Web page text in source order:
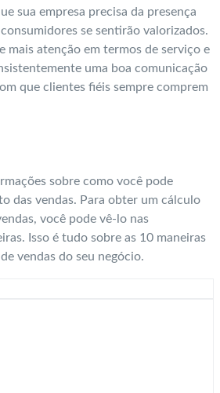
sua empresa precisa da presença
se sentirão valorizados.
mais atenção em termos de serviço e
uma boa comunicação
que clientes fiéis sempre comprem
sobre como você pode
das vendas. Para obter um cálculo
você pode vê-lo nas
Isso é tudo sobre as 10 maneiras
vendas do seu negócio.